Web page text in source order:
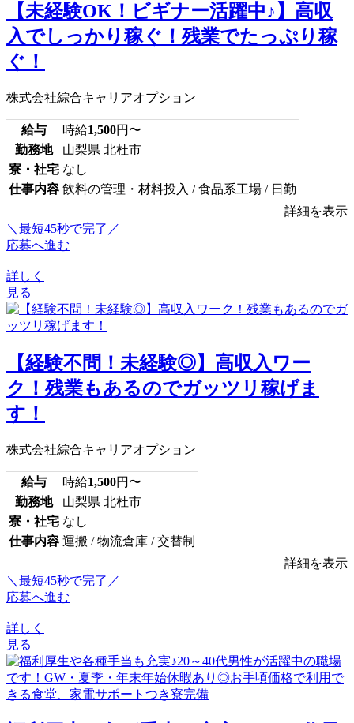
【未経験OK！ビギナー活躍中♪】高収
入でしっかり稼ぐ！残業でたっぷり稼
ぐ！
株式会社綜合キャリアオプション
給与 時給1,500円〜
勤務地
山梨県 北杜市
寮・社宅 なし
仕事内容 飲料の管理・材料投入 / 食品系工場 / 日勤
詳細を表示
＼最短45秒で完了／
応募へ進む
詳しく
見る
【経験不問！未経験◎】高収入ワー
ク！残業もあるのでガッツリ稼げま
す！
株式会社綜合キャリアオプション
給与 時給1,500円〜
勤務地
山梨県 北杜市
寮・社宅 なし
仕事内容 運搬 / 物流倉庫 / 交替制
詳細を表示
＼最短45秒で完了／
応募へ進む
詳しく
見る